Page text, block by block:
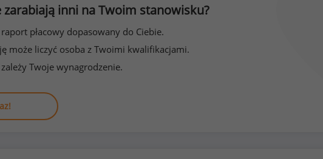
zarabiają inni na Twoim stanowisku?
płacowy dopasowany do Ciebie.
może liczyć osoba z Twoimi kwalifikacjami.
Twoje wynagrodzenie.